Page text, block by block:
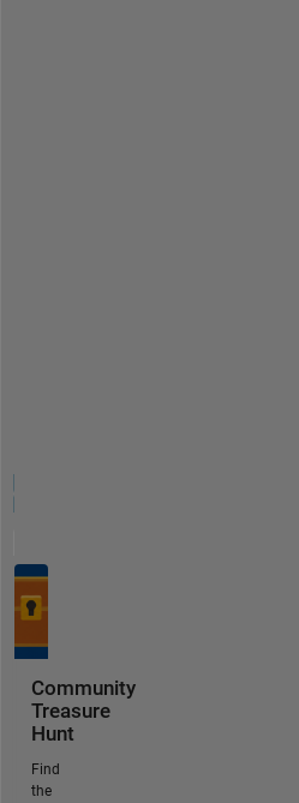
Community
Treasure
Hunt
Find
the